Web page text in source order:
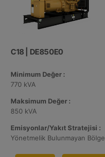
C18 | DE850E0
Minimum Değer :
770 kVA
Maksimum Değer :
850 kVA
Emisyonlar/Yakıt Stratejisi :
Yönetmelik Bulunmayan Bölge